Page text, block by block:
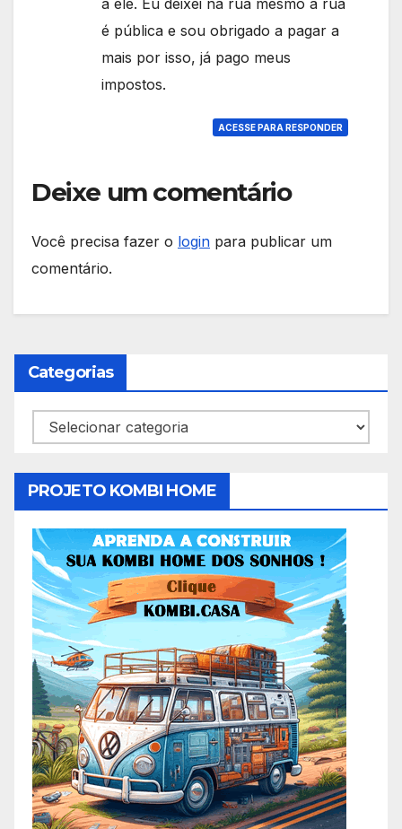
a ele. Eu deixei na rua mesmo a rua
é pública e sou obrigado a pagar a
mais por isso, já pago meus
impostos.
ACESSE PARA RESPONDER
Deixe um comentário
Você precisa fazer o login para publicar um
comentário.
Categorias
Categorias
PROJETO KOMBI HOME